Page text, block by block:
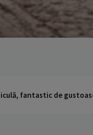
fantastic de